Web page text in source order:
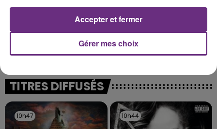
VENEZ FÊTER CE WEEK-END
L'ANNIVERSAIRE DE WOINIC
Ce samedi 8 août sera un grand jour :
Une fête est donc organisée et vous êtes tous
conviés !
TITRES DIFFUSÉS
10h47
10h47 10h44
10h44
Gérer mes choix
Accepter et fermer